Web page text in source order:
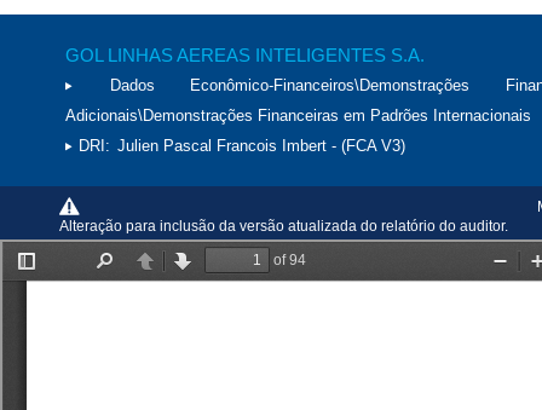
GOL LINHAS AEREAS INTELIGENTES S.A.
Dados Econômico-Financeiros\Demonstrações
Adicionais\Demonstrações Financeiras em Padrões Internacionais
DRI: Julien Pascal Francois Imbert - (FCA V3)
Alteração para inclusão da versão atualizada do relatório do auditor.